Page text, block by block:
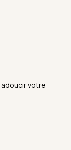
votre